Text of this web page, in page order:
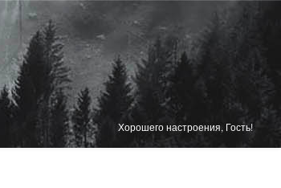
Хорошего настроения, Гость!